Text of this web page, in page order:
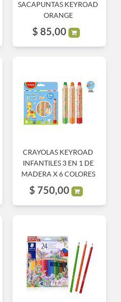
SACAPUNTAS KEYROAD
ORANGE
$ 85,00
CRAYOLAS KEYROAD
INFANTILES 3 EN 1 DE
MADERA X 6 COLORES
$ 750,00